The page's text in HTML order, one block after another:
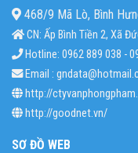
468/9 Mã Lò, Bình
CN: Ấp Bình Tiền 2, Xã
Hotline: 0962 889 038 -
Email :
http://
http://goodnet.vn/
SƠ ĐỒ WEB